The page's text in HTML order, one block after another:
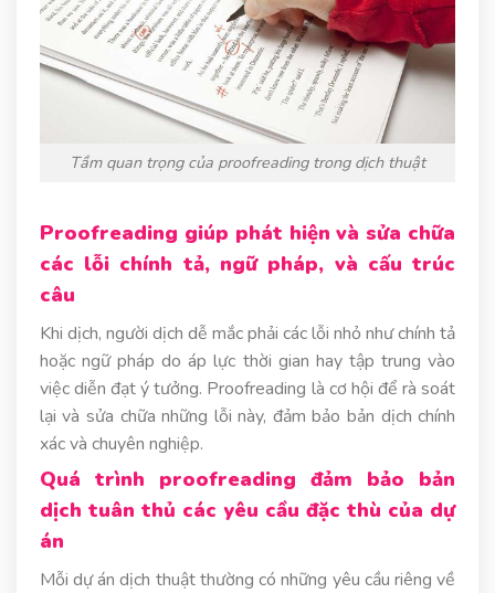
Tầm quan trọng của proofreading trong dịch thuật
Proofreading giúp phát hiện và sửa chữa
các lỗi chính tả, ngữ pháp, và cấu trúc
câu
Khi dịch, người dịch dễ mắc phải các lỗi nhỏ như chính tả
hoặc ngữ pháp do áp lực thời gian hay tập trung vào
việc diễn đạt ý tưởng. Proofreading là cơ hội để rà soát
lại và sửa chữa những lỗi này, đảm bảo bản dịch chính
xác và chuyên nghiệp.
Quá trình proofreading đảm bảo bản
dịch tuân thủ các yêu cầu đặc thù của dự
án
Mỗi dự án dịch thuật thường có những yêu cầu riêng về